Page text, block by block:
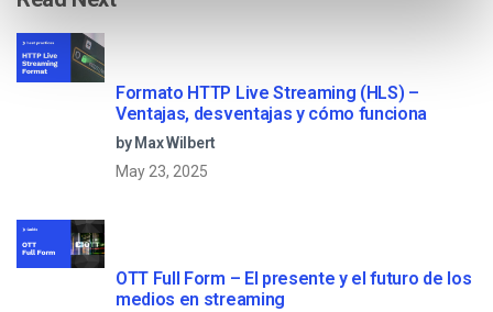
Formato HTTP Live Streaming (HLS) –
Ventajas, desventajas y cómo funciona
by Max Wilbert
May 23, 2025
OTT Full Form – El presente y el futuro de los
medios en streaming